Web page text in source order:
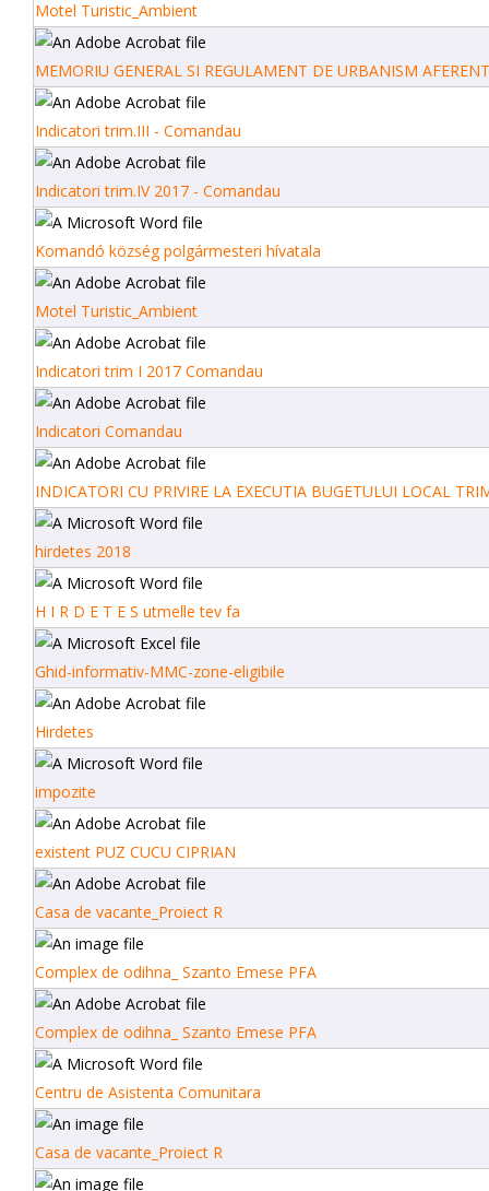
Motel Turistic_Ambient
MEMORIU GENERAL SI REGULAMENT DE URBANISM
Indicatori trim.III - Comandau
Indicatori trim.IV 2017 - Comandau
Komandó község polgármesteri hívatala
Motel Turistic_Ambient
Indicatori trim I 2017 Comandau
Indicatori Comandau
INDICATORI CU PRIVIRE LA EXECUTIA BUGETULUI LOCAL
hirdetes 2018
H I R D E T E S utmelle tev fa
Ghid-informativ-MMC-zone-eligibile
Hirdetes
impozite
existent PUZ CUCU CIPRIAN
Casa de vacante_Proiect R
Complex de odihna_ Szanto Emese PFA
Complex de odihna_ Szanto Emese PFA
Centru de Asistenta Comunitara
Casa de vacante_Proiect R